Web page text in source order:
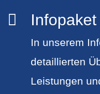

In unserem
detaillierten
Leistungen